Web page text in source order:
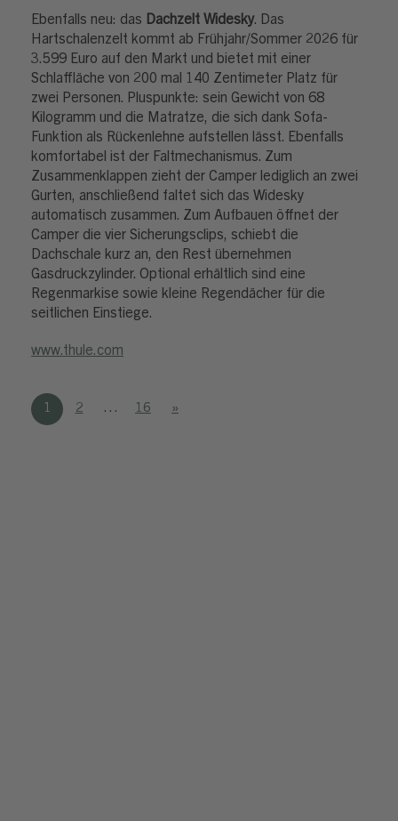
Ebenfalls neu: das Dachzelt Widesky. Das
Hartschalenzelt kommt ab Frühjahr/Sommer 2026 für
3.599 Euro auf den Markt und bietet mit einer
Schlaffläche von 200 mal 140 Zentimeter Platz für
zwei Personen. Pluspunkte: sein Gewicht von 68
Kilogramm und die Matratze, die sich dank Sofa-
Funktion als Rückenlehne aufstellen lässt. Ebenfalls
komfortabel ist der Faltmechanismus. Zum
Zusammenklappen zieht der Camper lediglich an zwei
Gurten, anschließend faltet sich das Widesky
automatisch zusammen. Zum Aufbauen öffnet der
Camper die vier Sicherungsclips, schiebt die
Dachschale kurz an, den Rest übernehmen
Gasdruckzylinder. Optional erhältlich sind eine
Regenmarkise sowie kleine Regendächer für die
seitlichen Einstiege.
www.thule.com
1 2 … 16 »